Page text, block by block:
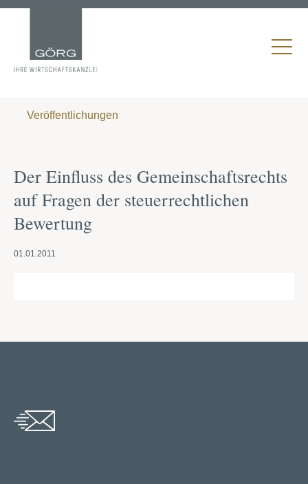
Veröffentlichungen
Der Einfluss des Gemeinschaftsrechts
auf Fragen der steuerrechtlichen
Bewertung
01.01.2011